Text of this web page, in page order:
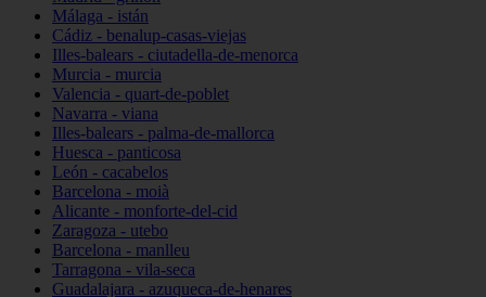
Málaga - istán
Cádiz - benalup-casas-viejas
Illes-balears - ciutadella-de-menorca
Murcia - murcia
Valencia - quart-de-poblet
Navarra - viana
Illes-balears - palma-de-mallorca
Huesca - panticosa
León - cacabelos
Barcelona - moià
Alicante - monforte-del-cid
Zaragoza - utebo
Barcelona - manlleu
Tarragona - vila-seca
Guadalajara - azuqueca-de-henares